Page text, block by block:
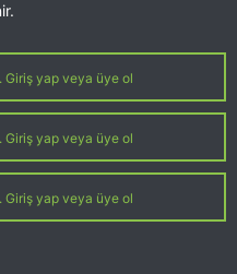
Giriş yap veya üye ol
Giriş yap veya üye ol
Giriş yap veya üye ol